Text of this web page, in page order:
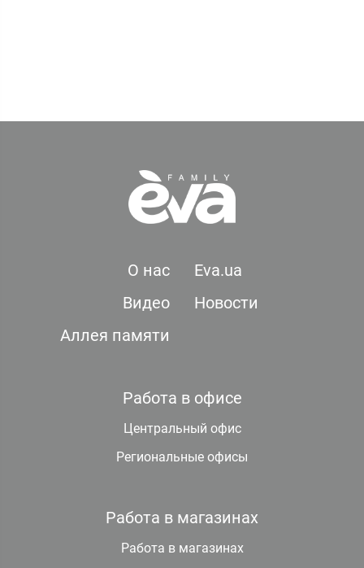
О нас
Eva.ua
Видео
Новости
Аллея памяти
Работа в офисе
Центральный офис
Региональные офисы
Работа в магазинах
Работа в магазинах